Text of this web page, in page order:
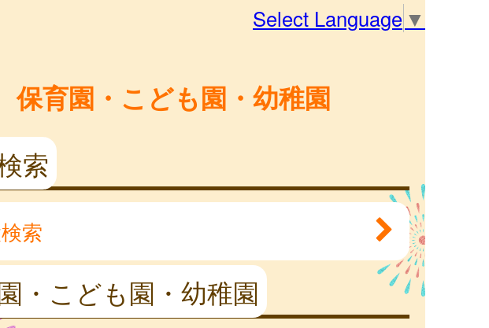
Select Language ▼
保育園・こども園・幼稚園
索
索
・こども園・幼稚園